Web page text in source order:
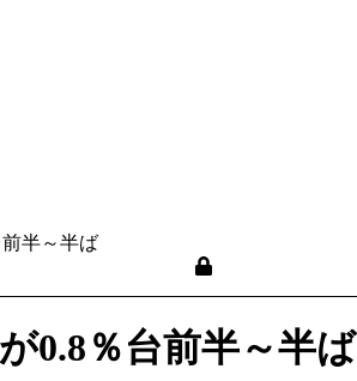
半～半ば
0.8％台前半～半ば